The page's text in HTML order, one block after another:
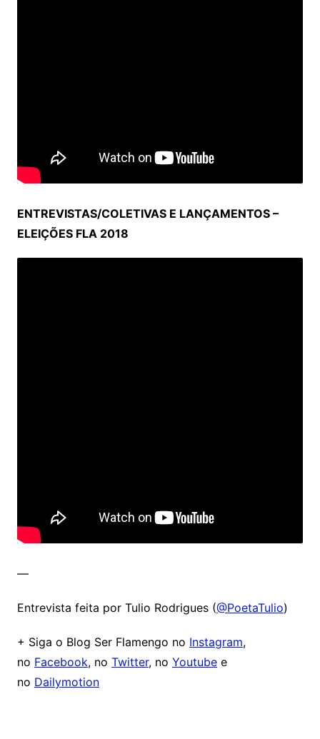
ENTREVISTAS/COLETIVAS E LANÇAMENTOS –
ELEIÇÕES FLA 2018
—
Entrevista feita por Tulio Rodrigues (@PoetaTulio)
+ Siga o Blog Ser Flamengo no Instagram,
no Facebook, no Twitter, no Youtubee
no Dailymotion